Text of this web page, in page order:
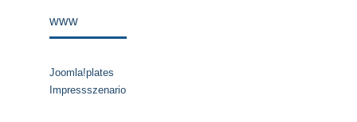
www
Joomla!plates
Impressszenario